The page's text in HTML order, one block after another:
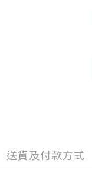
送貨及付款方式